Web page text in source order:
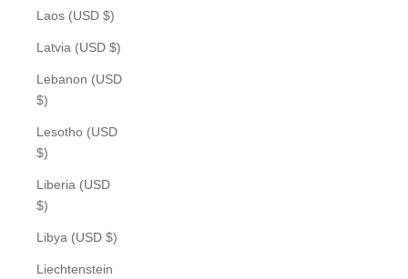
Laos (USD $)
Latvia (USD $)
Lebanon (USD
$)
Lesotho (USD
$)
Liberia (USD
$)
Libya (USD $)
Liechtenstein